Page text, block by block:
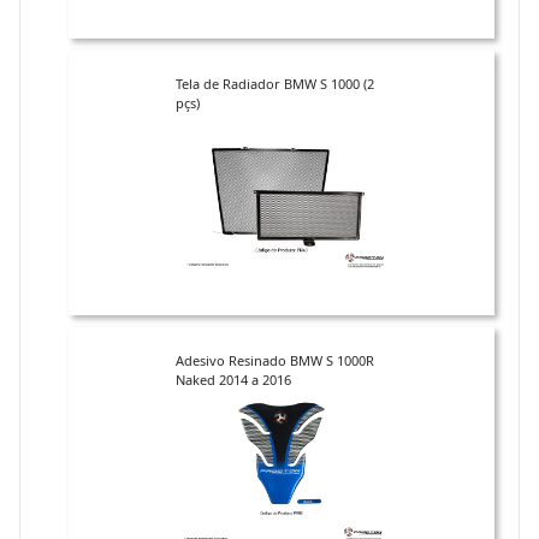
Tela de Radiador BMW S 1000 (2
pçs)
Adesivo Resinado BMW S 1000R
Naked 2014 a 2016